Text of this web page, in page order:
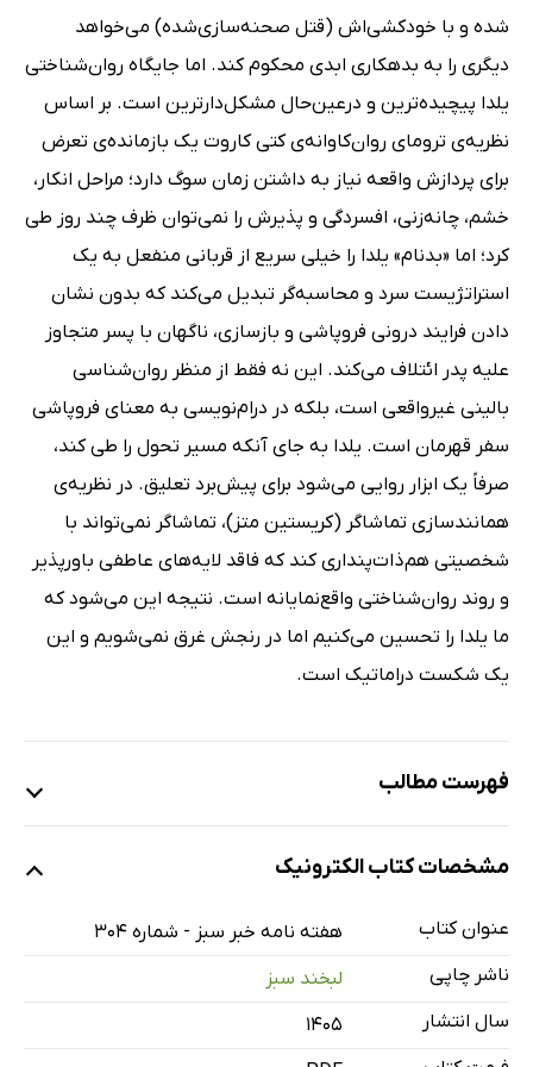
شده و با خودکشی‌اش (قتل صحنه‌سازی‌شده) می‌خواهد
دیگری را به بدهکاری ابدی محکوم کند. اما جایگاه روان‌شناختی
یلدا پیچیده‌ترین و درعین‌حال مشکل‌دارترین است. بر اساس
نظریه‌ی ترومای روان‌کاوانه‌ی کتی کاروت یک بازمانده‌ی تعرض
برای پردازش واقعه نیاز به داشتن زمان سوگ دارد؛ مراحل انکار،
خشم، چانه‌زنی، افسردگی و پذیرش را نمی‌توان ظرف چند روز طی
کرد؛ اما «بدنام» یلدا را خیلی سریع از قربانی منفعل به یک
استراتژیست سرد و محاسبه‌گر تبدیل می‌کند که بدون نشان
دادن فرایند درونی فروپاشی و بازسازی، ناگهان با پسر متجاوز
علیه پدر ائتلاف می‌کند. این نه فقط از منظر روان‌شناسی
بالینی غیرواقعی است، بلکه در درام‌نویسی به معنای فروپاشی
سفر قهرمان است. یلدا به جای آنکه مسیر تحول را طی کند،
صرفاً یک ابزار روایی می‌شود برای پیش‌برد تعلیق. در نظریه‌ی
همانندسازی تماشاگر (کریستین متز)، تماشاگر نمی‌تواند با
شخصیتی هم‌ذات‌پنداری کند که فاقد لایه‌های عاطفی باورپذیر
و روند روان‌شناختی واقع‌نمایانه است. نتیجه این می‌شود که
ما یلدا را تحسین می‌کنیم اما در رنجش غرق نمی‌شویم و این
یک شکست دراماتیک است.
فهرست مطالب
مادران؛ قمار بزرگ روی شانه‌های یک بازیگر
جهان زباله‌ای ما، در قاب «کانگوروی ژاپنی»
چه کسانی از هنر پول درمی‌آورند؟ نقشه‌ی راه بازیگران پنهان
مشخصات کتاب الکترونیک
عنوان کتاب
هفته نامه خبر سبز - شماره 304
ناشر چاپی
لبخند سبز
سال انتشار
۱۴۰۵